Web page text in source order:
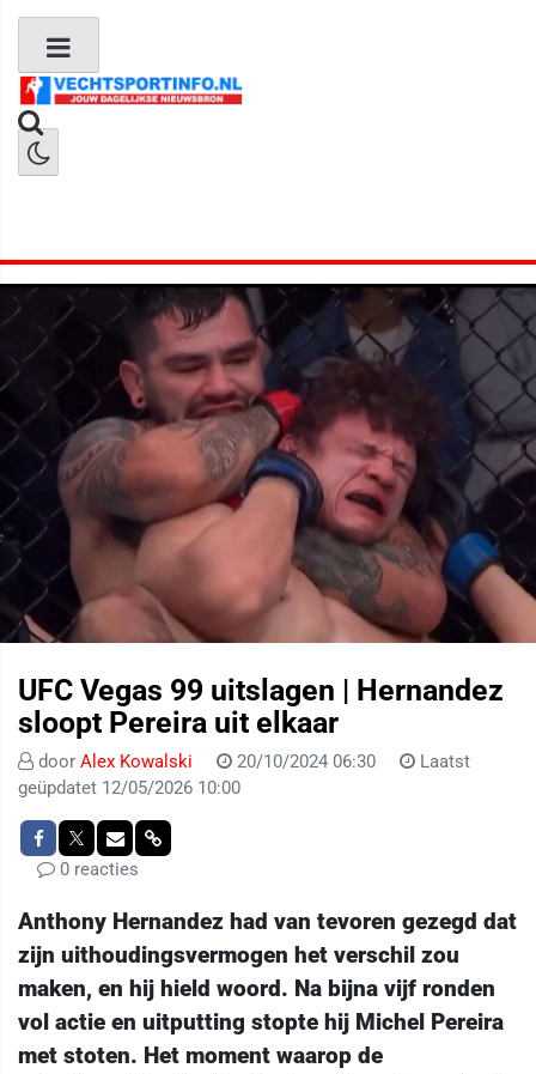
UFC Vegas 99 uitslagen | Hernandez
sloopt Pereira uit elkaar
door Alex Kowalski 20/10/2024 06:30
Laatst
geüpdatet 12/05/2026 10:00
0 reacties
Anthony Hernandez had van tevoren gezegd dat
zijn uithoudingsvermogen het verschil zou
maken, en hij hield woord. Na bijna vijf ronden
vol actie en uitputting stopte hij Michel Pereira
met stoten. Het moment waarop de